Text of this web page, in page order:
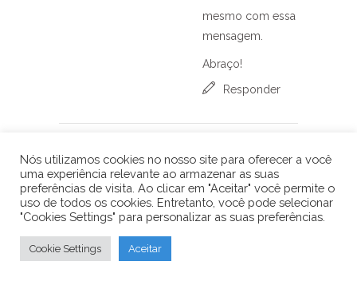
mesmo com essa
mensagem.
Abraço!
Responder
Paulo Rogerio
2 de dezembro
de 2015 at 15:58
Como faço para ele rodar sem
reiniciar no Uno ?
Responder
Nós utilizamos cookies no nosso site para oferecer a você
uma experiência relevante ao armazenar as suas
preferências de visita. Ao clicar em "Aceitar" você permite o
uso de todos os cookies. Entretanto, você pode selecionar
"Cookies Settings" para personalizar as suas preferências.
Cookie Settings Aceitar